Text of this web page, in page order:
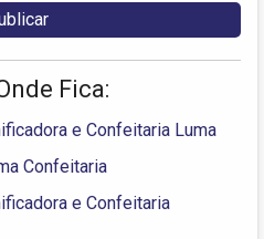
Fica:
e Confeitaria Luma
Confeitaria
e Confeitaria